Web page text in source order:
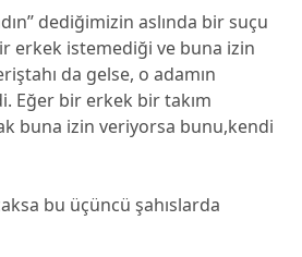
dediğimizin aslında bir suçu
erkek istemediği ve buna izin
da gelse, o adamın
Eğer bir erkek bir takım
buna izin veriyorsa bunu,kendi
bu üçüncü şahıslarda